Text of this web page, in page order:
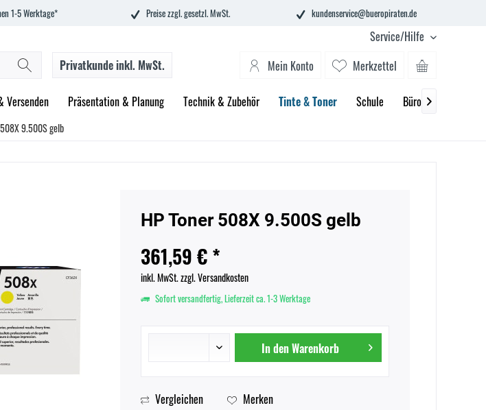
1-5 Werktage* Preise zzgl. gesetzl. MwSt. kundenservice@bueropiraten.de
Service/Hilfe
Merkzettel
Mein Konto
Privatkundeinkl. MwSt.
Versenden Präsentation & Planung Technik & Zubehör Tinte & Toner Schule Büroeinrichtung

9.500S gelb
HP Toner 508X 9.500S gelb
361,59 € *
inkl. MwSt.zzgl. Versandkosten
Sofort versandfertig, Lieferzeit ca. 1-3 Werktage
In denWarenkorb
Vergleichen
Merken